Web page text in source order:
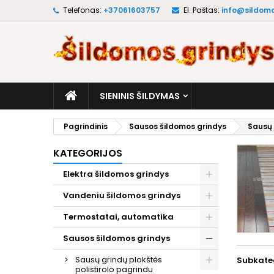
Telefonas: +37061603757 El. Paštas:
SIENINIS ŠILDYMAS
Pagrindinis Sausos šildomos grindys
KATEGORIJOS
Elektra šildomos grindys
Vandeniu šildomos grindys
Termostatai, automatika
Sausos šildomos grindys
Sausų grindų plokštės
polistirolo pagrindu